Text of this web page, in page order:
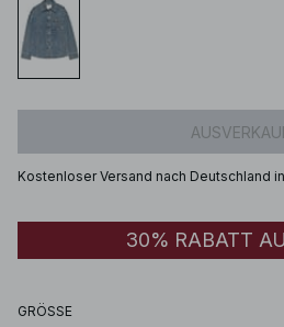
Kostenloser Versand nach Deutschland
30% RABATT
GRÖSSE